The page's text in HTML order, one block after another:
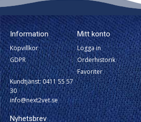
Information
Köpvillkor
GDPR
Kundtjänst: 0411 55 57
30
info@next2vet.se
Mitt konto
Logga in
Orderhistorik
Favoriter
Nyhetsbrev